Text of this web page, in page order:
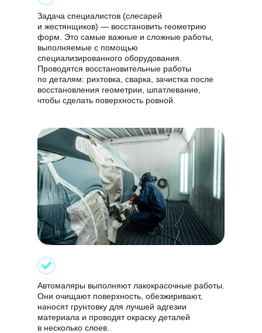
Задача специалистов (слесарей
и жестянщиков) — восстановить геометрию
форм. Это самые важные и сложные работы,
выполняемые с помощью
специализированного оборудования.
Проводятся восстановительные работы
по деталям: рихтовка, сварка, зачистка после
восстановления геометрии, шпатлевание,
чтобы сделать поверхность ровной.
Автомаляры выполняют лакокрасочные работы.
Они очищают поверхность, обезжиривают,
наносят грунтовку для лучшей адгезии
материала и проводят окраску деталей
в несколько слоев.